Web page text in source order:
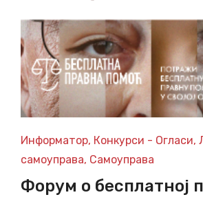
Информатор, Конкурси - Огласи,
самоуправа, Самоуправа
Форум о бесплатној